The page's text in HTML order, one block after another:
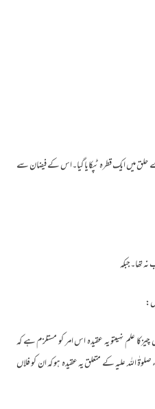
میں ایک قطرہ ٹپکایا گیا۔اس کے فیضان سے
تھا۔جبکہ
علم نہیںتو یہ عقیدہ اس امر کو مستلزم ہے کہ
اللہ علیہ کے متعلق یہ عقیدہ ہو کہ ان کو فلاں